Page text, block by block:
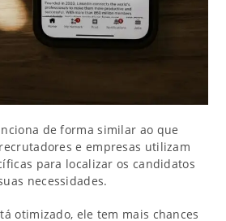
de forma similar ao que
e empresas utilizam
para localizar os candidatos
necessidades.
otimizado, ele tem mais chances